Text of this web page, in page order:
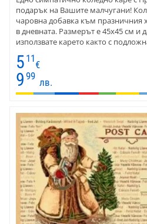
подарък на Вашите малчугани!
чаровна добавка към празничния
в дневната. Размерът е 45x45 см и
използвате карето както с
червена, така и направо върху
Веселият Рошльо отваря подарък с
5 11
€
9 99
лв.